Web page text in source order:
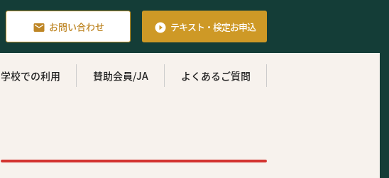
 お問い合わせ  テキスト・検定お申込
学校での利用 賛助会員/JA よくあるご質問